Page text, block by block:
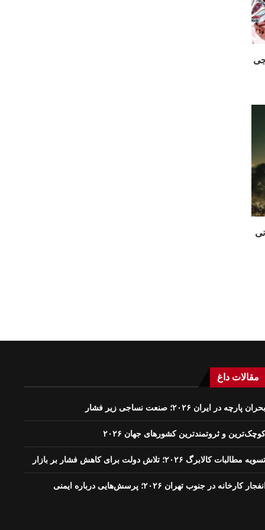
نساجی
مقالات داغ
پارچه در ایران ۲۰۲۶؛ صنعت نساجی زیر فشار
و ثروتمندترین کشورهای جهان ۲۰۲۶
مطالبات کالابرگ ۲۰۲۶؛ تلاش دولت برای کاهش فشار بر بازار
کارخانه در جنوب تهران ۲۰۲۶؛ پرسش‌هایی درباره ایمنی